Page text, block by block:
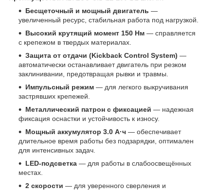
Бесщеточный и мощный двигатель —
увеличенный ресурс, стабильная работа под нагрузкой.
Высокий крутящий момент 150 Нм — справляется
с крепежом в твердых материалах.
Защита от отдачи (Kickback Control System) —
автоматически останавливает двигатель при резком
заклинивании, предотвращая рывки и травмы.
Импульсный режим — для легкого выкручивания
застрявших крепежей.
Металлический патрон с фиксацией — надежная
фиксация оснастки и устойчивость к износу.
Мощный аккумулятор 3.0 А·ч — обеспечивает
длительное время работы без подзарядки, оптимален
для интенсивных задач.
LED-подсветка — для работы в слабоосвещённых
местах.
2 скорости — для уверенного сверления и